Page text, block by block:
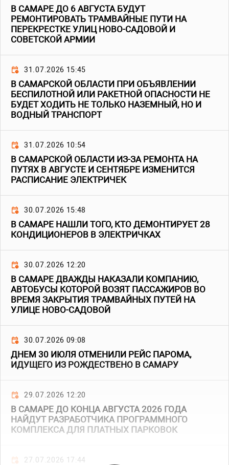
В САМАРЕ ДО 6 АВГУСТА БУДУТ
РЕМОНТИРОВАТЬ ТРАМВАЙНЫЕ ПУТИ НА
ПЕРЕКРЕСТКЕ УЛИЦ НОВО-САДОВОЙ И
СОВЕТСКОЙ АРМИИ
31.07.2026 15:45
В САМАРСКОЙ ОБЛАСТИ ПРИ ОБЪЯВЛЕНИИ
БЕСПИЛОТНОЙ ИЛИ РАКЕТНОЙ ОПАСНОСТИ НЕ
БУДЕТ ХОДИТЬ НЕ ТОЛЬКО НАЗЕМНЫЙ, НО И
ВОДНЫЙ ТРАНСПОРТ
31.07.2026 10:54
В САМАРСКОЙ ОБЛАСТИ ИЗ-ЗА РЕМОНТА НА
ПУТЯХ В АВГУСТЕ И СЕНТЯБРЕ ИЗМЕНИТСЯ
РАСПИСАНИЕ ЭЛЕКТРИЧЕК
30.07.2026 15:48
В САМАРЕ НАШЛИ ТОГО, КТО ДЕМОНТИРУЕТ 28
КОНДИЦИОНЕРОВ В ЭЛЕКТРИЧКАХ
30.07.2026 12:20
В САМАРЕ ДВАЖДЫ НАКАЗАЛИ КОМПАНИЮ,
АВТОБУСЫ КОТОРОЙ ВОЗЯТ ПАССАЖИРОВ ВО
ВРЕМЯ ЗАКРЫТИЯ ТРАМВАЙНЫХ ПУТЕЙ НА
УЛИЦЕ НОВО-САДОВОЙ
30.07.2026 09:08
ДНЕМ 30 ИЮЛЯ ОТМЕНИЛИ РЕЙС ПАРОМА,
ИДУЩЕГО ИЗ РОЖДЕСТВЕНО В САМАРУ
29.07.2026 12:20
В САМАРЕ ДО КОНЦА АВГУСТА 2026 ГОДА
НАЙДУТ РАЗРАБОТЧИКА ПРОГРАММНОГО
КОМПЛЕКСА ДЛЯ ПЛАТНЫХ ПАРКОВОК
27.07.2026 17:44